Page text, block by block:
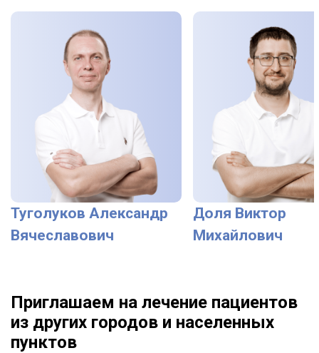
Туголуков Александр
Вячеславович
Доля Виктор
Михайлович
Приглашаем на лечение пациентов
из других городов и населенных
пунктов